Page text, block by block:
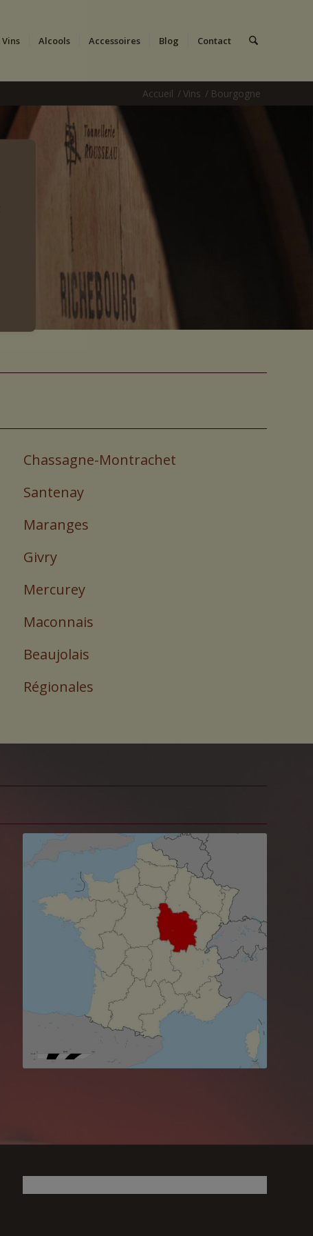
Vins Alcools Accessoires Blog Contact
Accueil /Vins / Bourgogne
Chassagne-Montrachet
Santenay
Maranges
Givry
Mercurey
Maconnais
Beaujolais
Régionales